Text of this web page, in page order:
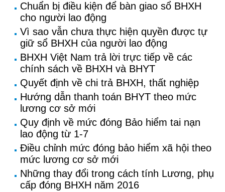
Chuẩn bị điều kiện để bàn giao sổ BHXH
cho người lao động
Vì sao vẫn chưa thực hiện quyền được tự
giữ sổ BHXH của người lao động
BHXH Việt Nam trả lời trực tiếp về các
chính sách về BHXH và BHYT
Quyết định về chi trả BHXH, thất nghiệp
Hướng dẫn thanh toán BHYT theo mức
lương cơ sở mới
Quy định về mức đóng Bảo hiểm tai nạn
lao động từ 1-7
Điều chỉnh mức đóng bảo hiểm xã hội theo
mức lương cơ sở mới
Những thay đổi trong cách tính Lương, phụ
cấp đóng BHXH năm 2016